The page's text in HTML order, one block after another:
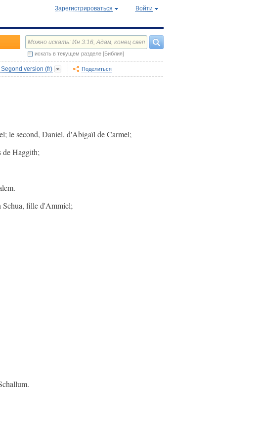
Зарегистрироваться Войти
искать в текущем разделе [Библия]
Segond version (fr) Поделиться
le second, Daniel, d'Abigaïl de Carmel;
de Haggith;
Schua, fille d'Ammiel;